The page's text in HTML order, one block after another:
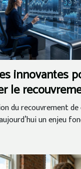
innovantes
le
du recouvrement de
un enjeu